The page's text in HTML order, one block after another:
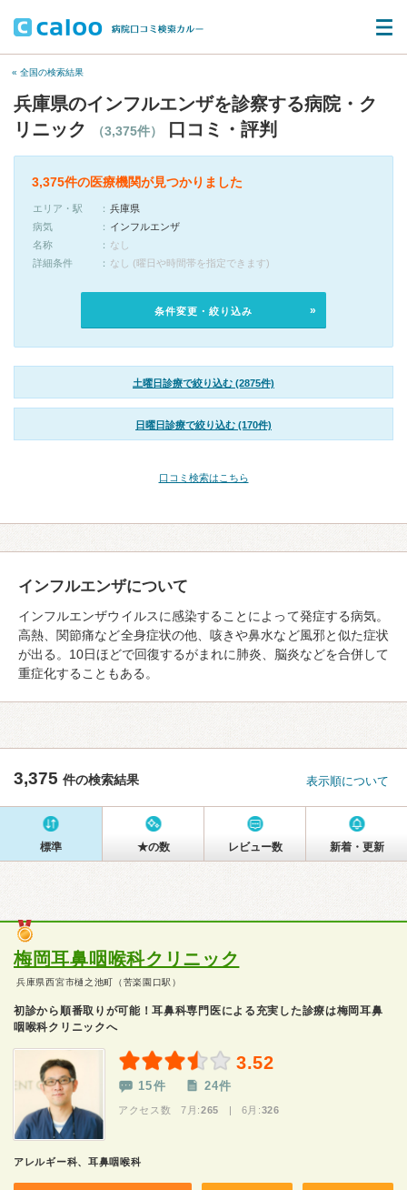
« 全国の検索結果
兵庫県のインフルエンザを診察する病院・ク
リニック
（3,375件） 口コミ・評判
3,375件の医療機関が見つかりました
エリア・駅
兵庫県
病気
インフルエンザ
名称
なし
詳細条件
なし (曜日や時間帯を指定できます)
条件変更・絞り込み
土曜日診療で絞り込む (2875件)
日曜日診療で絞り込む (170件)
口コミ検索はこちら
インフルエンザについて
インフルエンザウイルスに感染することによって発症する病気。
高熱、関節痛など全身症状の他、咳きや鼻水など風邪と似た症状
が出る。10日ほどで回復するがまれに肺炎、脳炎などを合併して
重症化することもある。
3,375 件の検索結果 表示順について
標準 ★の数 レビュー数 新着・更新
梅岡耳鼻咽喉科クリニック
兵庫県西宮市樋之池町（苦楽園口駅）
初診から順番取りが可能！耳鼻科専門医による充実した診療は梅岡耳鼻
咽喉科クリニックへ
3.52
15件 24件
アクセス数 7月:265 | 6月:326
アレルギー科、耳鼻咽喉科